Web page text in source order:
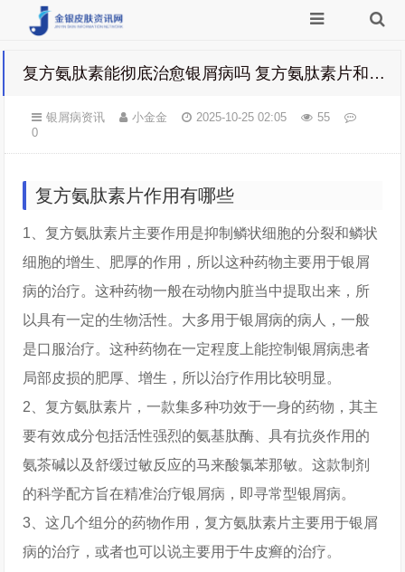
复方氨肽素能彻底治愈银屑病吗 复方氨肽素片和银屑胶囊
银屑病资讯 小金金 2025-10-25 02:05
55
0
复方氨肽素片作用有哪些
1、复方氨肽素片主要作用是抑制鳞状细胞的分裂和鳞状
细胞的增生、肥厚的作用，所以这种药物主要用于银屑
病的治疗。这种药物一般在动物内脏当中提取出来，所
以具有一定的生物活性。大多用于银屑病的病人，一般
是口服治疗。这种药物在一定程度上能控制银屑病患者
局部皮损的肥厚、增生，所以治疗作用比较明显。
2、复方氨肽素片，一款集多种功效于一身的药物，其主
要有效成分包括活性强烈的氨基肽酶、具有抗炎作用的
氨茶碱以及舒缓过敏反应的马来酸氯苯那敏。这款制剂
的科学配方旨在精准治疗银屑病，即寻常型银屑病。
3、这几个组分的药物作用，复方氨肽素片主要用于银屑
病的治疗，或者也可以说主要用于牛皮癣的治疗。